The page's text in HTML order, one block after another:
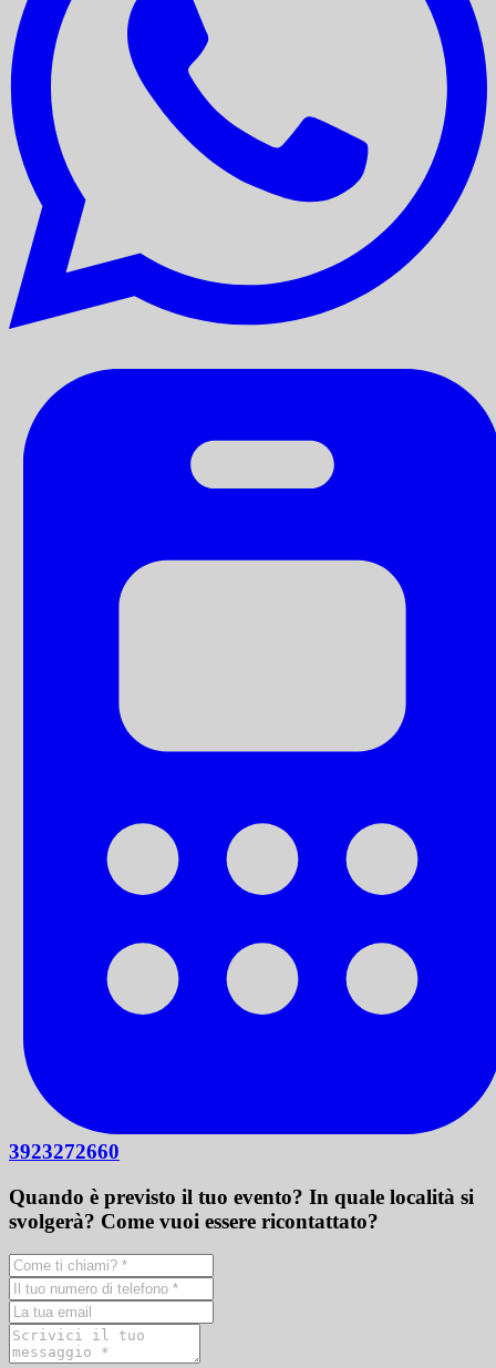
3923272660
Quando è previsto il tuo evento? In quale località si
svolgerà? Come vuoi essere ricontattato?